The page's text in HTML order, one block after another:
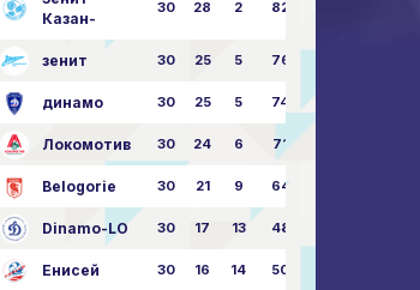
Казан-
30 28 2 82
зенит 30 25 5 76
динамо 30 25 5 74
Локомотив 30 24 6 71
Belogorie 30 21 9 64
Dinamo-LO 30 17 13 48
Енисей 30 16 14 50